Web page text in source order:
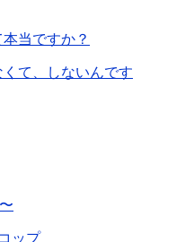
当ですか？
て、しないんです
ップ